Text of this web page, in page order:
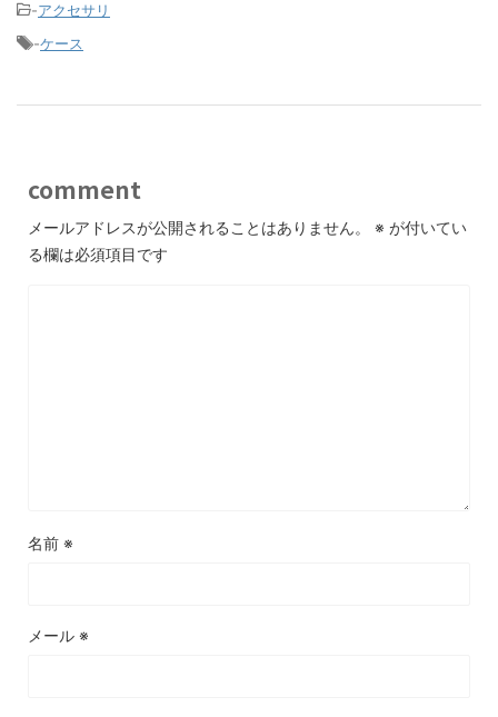
-アクセサリ
-ケース
comment
メールアドレスが公開されることはありません。 ※ が付いてい
る欄は必須項目です
名前 ※
メール ※